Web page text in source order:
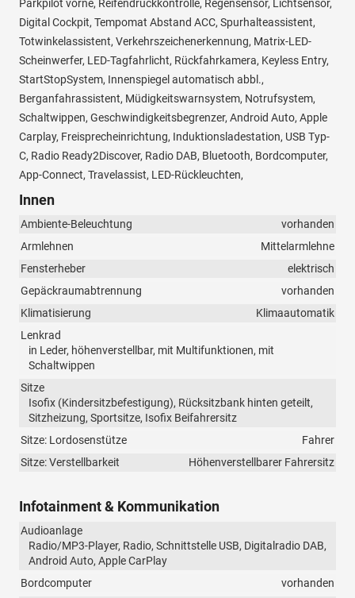
Parkpilot vorne, Reifendruckkontrolle, Regensensor, Lichtsensor,
Digital Cockpit, Tempomat Abstand ACC, Spurhalteassistent,
Totwinkelassistent, Verkehrszeichenerkennung, Matrix-LED-
Scheinwerfer, LED-Tagfahrlicht, Rückfahrkamera, Keyless Entry,
StartStopSystem, Innenspiegel automatisch abbl.,
Berganfahrassistent, Müdigkeitswarnsystem, Notrufsystem,
Schaltwippen, Geschwindigkeitsbegrenzer, Android Auto, Apple
Carplay, Freisprecheinrichtung, Induktionsladestation, USB Typ-
C, Radio Ready2Discover, Radio DAB, Bluetooth, Bordcomputer,
App-Connect, Travelassist, LED-Rückleuchten,
Innen
Ambiente-Beleuchtung
vorhanden
Armlehnen
Mittelarmlehne
Fensterheber
elektrisch
Gepäckraumabtrennung
vorhanden
Klimatisierung
Klimaautomatik
Lenkrad
in Leder, höhenverstellbar, mit Multifunktionen, mit
Schaltwippen
Sitze
Isofix (Kindersitzbefestigung), Rücksitzbank hinten geteilt,
Sitzheizung, Sportsitze, Isofix Beifahrersitz
Sitze: Lordosenstütze
Fahrer
Sitze: Verstellbarkeit
Höhenverstellbarer Fahrersitz
Infotainment & Kommunikation
Audioanlage
Radio/MP3-Player, Radio, Schnittstelle USB, Digitalradio DAB,
Android Auto, Apple CarPlay
Bordcomputer
vorhanden